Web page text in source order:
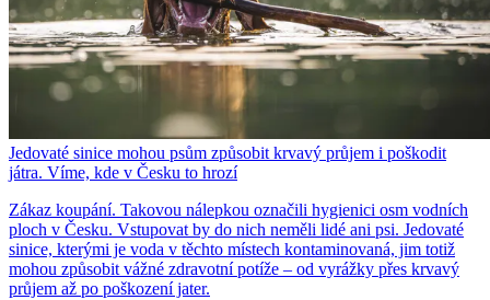
Jedovaté sinice mohou psům způsobit krvavý průjem i poškodit
játra. Víme, kde v Česku to hrozí
Zákaz koupání. Takovou nálepkou označili hygienici osm vodních
ploch v Česku. Vstupovat by do nich neměli lidé ani psi. Jedovaté
sinice, kterými je voda v těchto místech kontaminovaná, jim totiž
mohou způsobit vážné zdravotní potíže – od vyrážky přes krvavý
průjem až po poškození jater.